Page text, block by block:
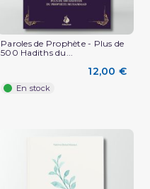
Paroles de Prophète - Plus de
500 Hadiths du...
12,00 €
En stock